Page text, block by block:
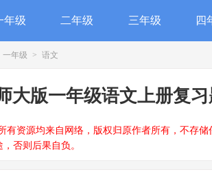
年级 二年级 三年级 四
一年级 > 语文
大版一年级语文上册复
有资源均来自网络，版权归原作者所有，不存
否则后果自负。